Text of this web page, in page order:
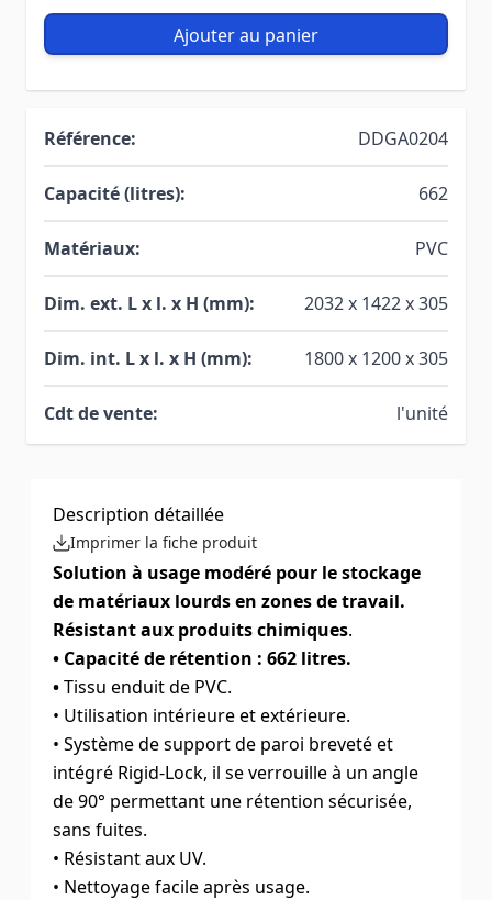
Ajouter au panier
Référence: DDGA0204
Capacité (litres): 662
Matériaux: PVC
Dim. ext. L x l. x H (mm): 2032 x 1422 x 305
Dim. int. L x l. x H (mm): 1800 x 1200 x 305
Cdt de vente: l'unité
Description détaillée
Imprimer la fiche produit
Solution à usage modéré pour le stockage
de matériaux lourds en zones de travail.
Résistant aux produits chimiques.
• Capacité de rétention : 662 litres.
•Tissu enduit de PVC.
• Utilisation intérieure et extérieure.
• Système de support de paroi breveté et
intégré Rigid-Lock, il se verrouille à un angle
de 90° permettant une rétention sécurisée,
sans fuites.
• Résistant aux UV.
• Nettoyage facile après usage.